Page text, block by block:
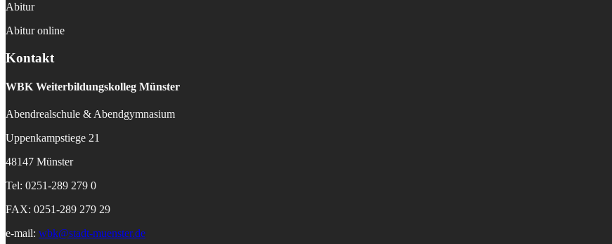
Abitur
Abitur online
Kontakt
WBK Weiterbildungskolleg Münster
Abendrealschule & Abendgymnasium
Uppenkampstiege 21
48147 Münster
Tel: 0251-289 279 0
FAX: 0251-289 279 29
e-mail: wbk@stadt-muenster.de